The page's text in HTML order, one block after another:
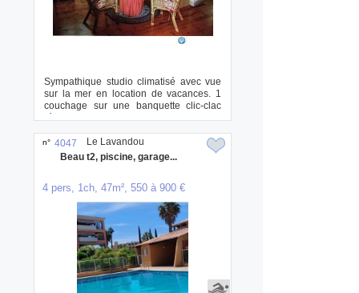
Sympathique studio climatisé avec vue
sur la mer en location de vacances. 1
couchage sur une banquette clic-clac
récent...
n° 4047
Beau t2, piscine, garage...
4 pers, 1ch, 47m², 550 à 900 €
Le Lavandou